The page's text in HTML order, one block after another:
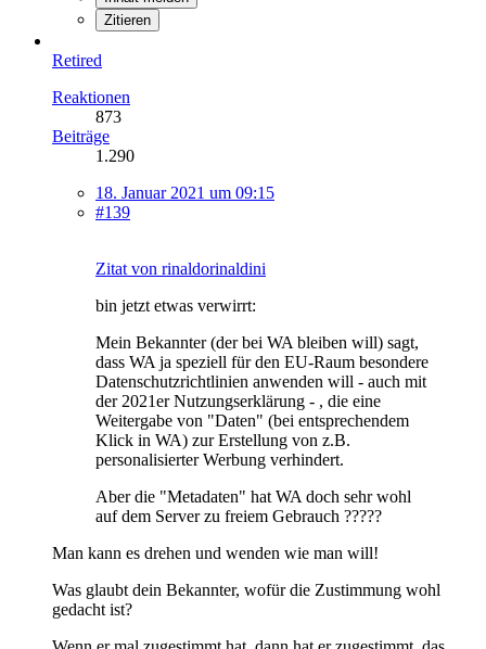
Zitieren
Retired
Reaktionen
873
Beiträge
1.290
18. Januar 2021 um 09:15
#139
Zitat von rinaldorinaldini
bin jetzt etwas verwirrt:
Mein Bekannter (der bei WA bleiben will) sagt,
dass WA ja speziell für den EU-Raum besondere
Datenschutzrichtlinien anwenden will - auch mit
der 2021er Nutzungserklärung - , die eine
Weitergabe von "Daten" (bei entsprechendem
Klick in WA) zur Erstellung von z.B.
personalisierter Werbung verhindert.
Aber die "Metadaten" hat WA doch sehr wohl
auf dem Server zu freiem Gebrauch ?????
Man kann es drehen und wenden wie man will!
Was glaubt dein Bekannter, wofür die Zustimmung wohl
gedacht ist?